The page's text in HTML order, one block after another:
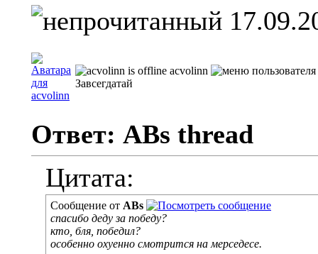
acvolinn
Завсегдатай
Ответ: ABs thread
Цитата:
Сообщение от ABs
спасибо деду за победу?
кто, бля, победил?
особенно охуенно смотрится на мерседесе.